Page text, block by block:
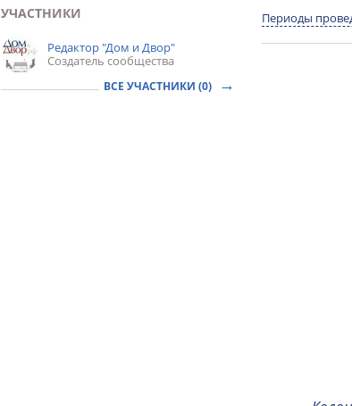
УЧАСТНИКИ
Редактор "Дом и Двор"
Создатель сообщества
ВСЕ УЧАСТНИКИ (0)
Периоды